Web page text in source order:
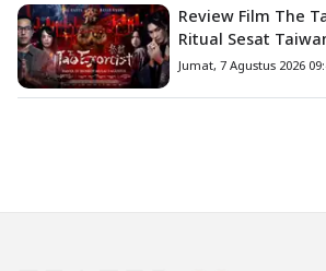
Review Film The
Ritual Sesat
Misteri dan Teror
Jumat, 7 Agustus 2026